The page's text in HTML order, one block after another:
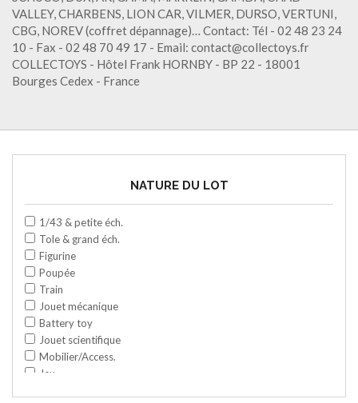
VALLEY, CHARBENS, LION CAR, VILMER, DURSO, VERTUNI,
CBG, NOREV (coffret dépannage)… Contact: Tél - 02 48 23 24
10 - Fax - 02 48 70 49 17 - Email: contact@collectoys.fr
COLLECTOYS - Hôtel Frank HORNBY - BP 22 - 18001
Bourges Cedex - France
NATURE DU LOT
1/43 & petite éch.
Tole & grand éch.
Figurine
Poupée
Train
Jouet mécanique
Battery toy
Jouet scientifique
Mobilier/Access.
Jeu